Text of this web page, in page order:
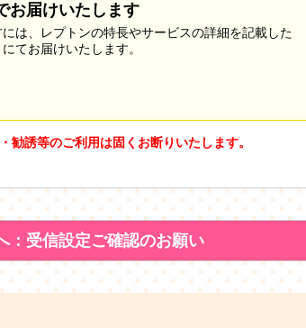
お届けいたします
は、レプトンの特長やサービスの詳細を記載した
てお届けいたします。
誘等のご利用は固くお断りいたします。
：受信設定ご確認のお願い